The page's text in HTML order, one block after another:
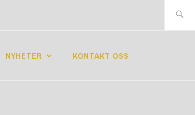
NYHETER KONTAKT OSS